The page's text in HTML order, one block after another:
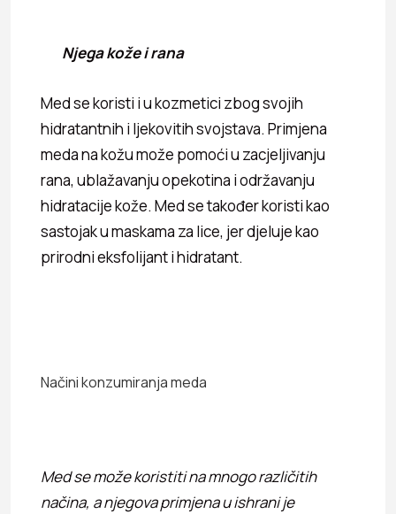
Njega kože i rana
Med se koristi i u kozmetici zbog svojih
hidratantnih i ljekovitih svojstava. Primjena
meda na kožu može pomoći u zacjeljivanju
rana, ublažavanju opekotina i održavanju
hidratacije kože. Med se također koristi kao
sastojak u maskama za lice, jer djeluje kao
prirodni eksfolijant i hidratant.
Načini konzumiranja meda
Med se može koristiti na mnogo različitih
načina, a njegova primjena u ishrani je